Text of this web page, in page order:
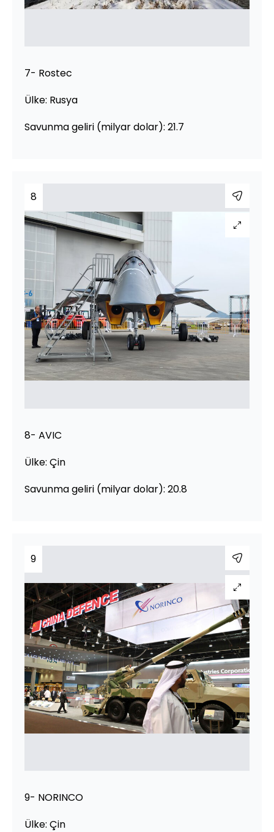
7- Rostec
Ülke: Rusya
Savunma geliri (milyar dolar): 21.7
8
8- AVIC
Ülke: Çin
Savunma geliri (milyar dolar): 20.8
9
9- NORINCO
Ülke: Çin